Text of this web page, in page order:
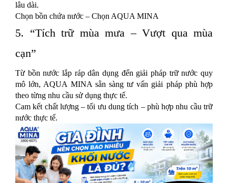
lâu dài.
Chọn bồn chứa nước – Chọn AQUA MINA
5. “Tích trữ mùa mưa – Vượt qua mùa
cạn”
Từ bồn nước lắp ráp dân dụng đến giải pháp trữ nước quy
mô lớn, AQUA MINA sẵn sàng tư vấn giải pháp phù hợp
theo từng nhu cầu sử dụng thực tế.
Cam kết chất lượng – tối ưu dung tích – phù hợp nhu cầu trữ
nước thực tế.